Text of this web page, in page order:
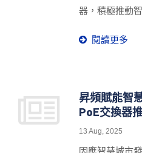
來自各領域標
心，透過專題
AI驅動安全治
解決方案，為
器，積極推動
成功將850X-
展現其在工業
性。
閱讀更多
昇頻賦能智
PoE交換器
13 Aug, 2025
因應智慧城市